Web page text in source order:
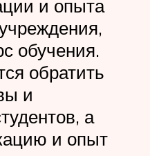
и опыта
обучения.
обратить
и
а
и опыт